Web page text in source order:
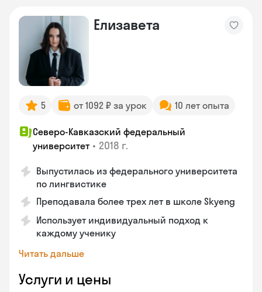
Елизавета
5 от 1092 ₽ за урок 10 лет опыта
Северо-Кавказский федеральный
университет • 2018 г.
Выпустилась из федерального университета
по лингвистике
Преподавала более трех лет в школе Skyeng
Использует индивидуальный подход к
каждому ученику
Читать дальше
Услуги и цены